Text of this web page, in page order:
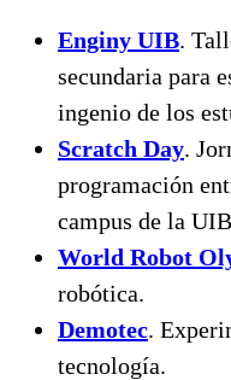
Enginy UIB.
secundaria para
ingenio de los
Scratch Day.
programación
campus de la
World Robot
robótica.
Demotec.
tecnología.